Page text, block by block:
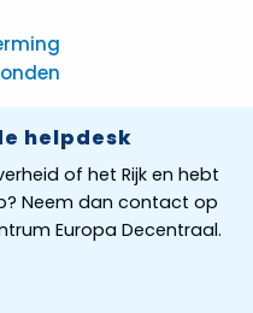
helpdesk
of het Rijk en hebt
Neem dan contact op
Europa Decentraal.